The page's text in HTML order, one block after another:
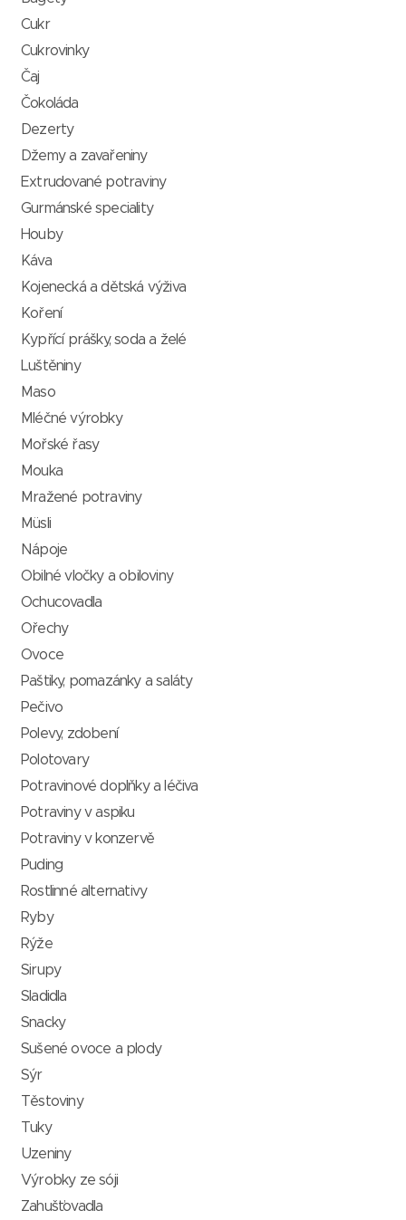
Cukr
Cukrovinky
Čaj
Čokoláda
Dezerty
Džemy a zavařeniny
Extrudované potraviny
Gurmánské speciality
Houby
Káva
Kojenecká a dětská výživa
Koření
Kypřící prášky, soda a želé
Luštěniny
Maso
Mléčné výrobky
Mořské řasy
Mouka
Mražené potraviny
Müsli
Nápoje
Obilné vločky a obiloviny
Ochucovadla
Ořechy
Ovoce
Paštiky, pomazánky a saláty
Pečivo
Polevy, zdobení
Polotovary
Potravinové doplňky a léčiva
Potraviny v aspiku
Potraviny v konzervě
Puding
Rostlinné alternativy
Ryby
Rýže
Sirupy
Sladidla
Snacky
Sušené ovoce a plody
Sýr
Těstoviny
Tuky
Uzeniny
Výrobky ze sóji
Zahušťovadla